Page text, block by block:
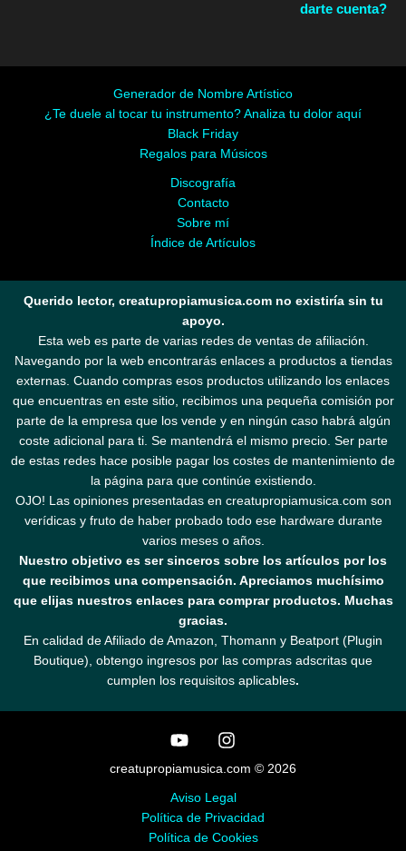
darte cuenta?
Generador de Nombre Artístico
¿Te duele al tocar tu instrumento? Analiza tu dolor aquí
Black Friday
Regalos para Músicos
Discografía
Contacto
Sobre mí
Índice de Artículos
Querido lector, creatupropiamusica.com no existiría sin tu
apoyo.
Esta web es parte de varias redes de ventas de afiliación.
Navegando por la web encontrarás enlaces a productos a tiendas
externas. Cuando compras esos productos utilizando los enlaces
que encuentras en este sitio, recibimos una pequeña comisión por
parte de la empresa que los vende y en ningún caso habrá algún
coste adicional para ti. Se mantendrá el mismo precio. Ser parte
de estas redes hace posible pagar los costes de mantenimiento de
la página para que continúe existiendo.
OJO! Las opiniones presentadas en creatupropiamusica.com son
verídicas y fruto de haber probado todo ese hardware durante
varios meses o años.
Nuestro objetivo es ser sinceros sobre los artículos por los
que recibimos una compensación. Apreciamos muchísimo
que elijas nuestros enlaces para comprar productos. Muchas
gracias.
En calidad de Afiliado de Amazon, Thomann y Beatport (Plugin
Boutique), obtengo ingresos por las compras adscritas que
cumplen los requisitos aplicables.
creatupropiamusica.com © 2026
Aviso Legal
Política de Privacidad
Política de Cookies